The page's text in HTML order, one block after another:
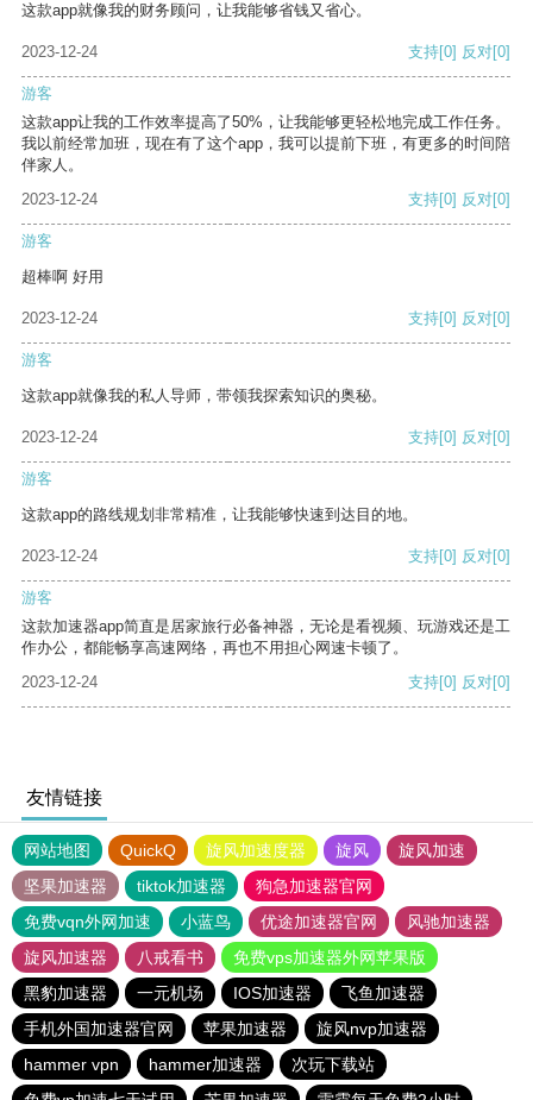
这款app就像我的财务顾问，让我能够省钱又省心。
2023-12-24 支持[0] 反对[0]
游客
这款app让我的工作效率提高了50%，让我能够更轻松地完成工作任务。
我以前经常加班，现在有了这个app，我可以提前下班，有更多的时间陪
伴家人。
2023-12-24
支持[0] 反对[0]
游客
超棒啊 好用
2023-12-24 支持[0] 反对[0]
游客
这款app就像我的私人导师，带领我探索知识的奥秘。
2023-12-24 支持[0] 反对[0]
游客
这款app的路线规划非常精准，让我能够快速到达目的地。
2023-12-24 支持[0] 反对[0]
游客
这款加速器app简直是居家旅行必备神器，无论是看视频、玩游戏还是工
作办公，都能畅享高速网络，再也不用担心网速卡顿了。
2023-12-24
支持[0] 反对[0]
友情链接
网站地图 QuickQ 旋风加速度器 旋风
旋风加速
坚果加速器
tiktok加速器
狗急加速器官网
免费vqn外网加速
小蓝鸟 优途加速器官网
风驰加速器
旋风加速器
八戒看书
免费vps加速器外网苹果版
黑豹加速器
一元机场 IOS加速器
飞鱼加速器
手机外国加速器官网
苹果加速器
旋风nvp加速器
hammer vpn
hammer加速器
次玩下载站